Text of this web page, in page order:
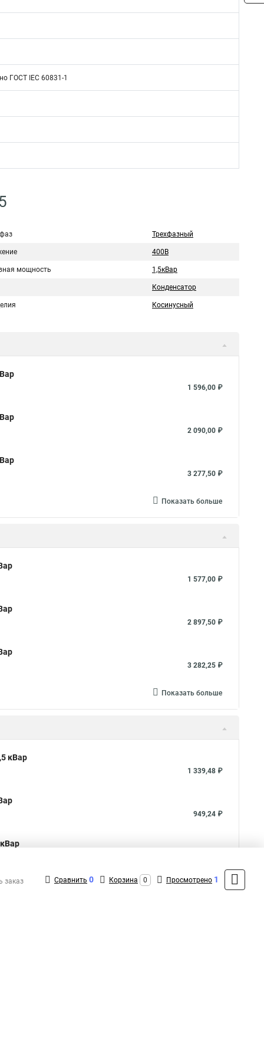
ГОСТ IEC 60831-1
Трехфазный
400В
мощность 1,5кВар
Конденсатор
Косинусный
1 596,00 ₽
2 090,00 ₽
3 277,50 ₽
Показать больше
1 577,00 ₽
2 897,50 ₽
3 282,25 ₽
Показать больше
кВар
1 339,48 ₽
949,24 ₽
Показать больше
заказ Сравнить 0 Корзина 0 Просмотрено 1